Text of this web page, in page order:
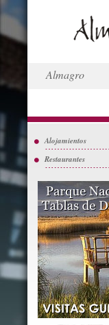
Almagro
Alojamientos
Restaurantes